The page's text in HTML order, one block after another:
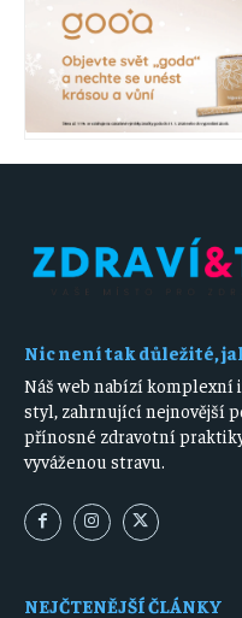
Nic není tak důležité,
Náš web nabízí komplexní
styl, zahrnující nejnovější
přínosné zdravotní
vyváženou stravu.
NEJČTENĚJŠÍ ČLÁNKY